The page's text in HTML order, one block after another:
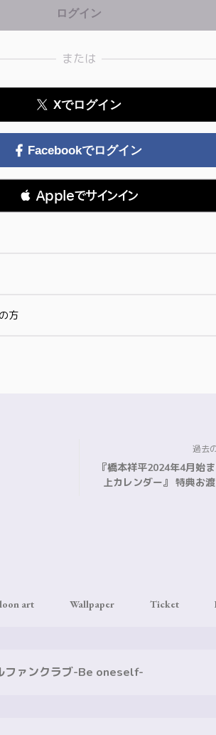
または
Xでログイン
Facebookでログイン
 Appleでサインイン
方
過去
『橋本祥平2024年4月始
上カレンダー』 特典お
art Wallpaper Ticket
ファンクラブ-Be oneself-